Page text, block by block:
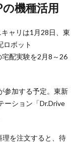
の機種活用
ャリは1月28日、東
ロボット
宅配実験を2月8～26
参加する予定。東新
ーション「Dr.Drive
を注文すると、待